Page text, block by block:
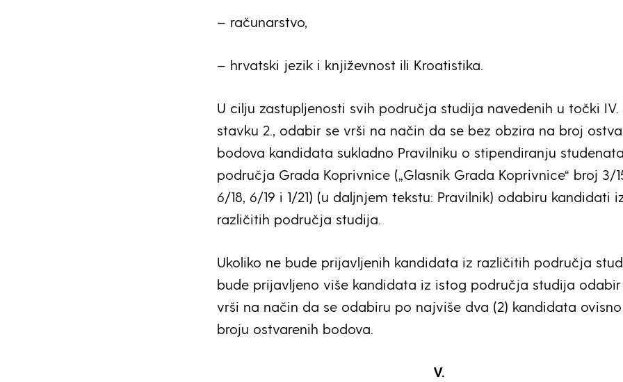
– računarstvo,
– hrvatski jezik i književnost ili Kroatistika.
U cilju zastupljenosti svih područja studija navedenih u točki IV.
stavku 2., odabir se vrši na način da se bez obzira na broj
bodova kandidata sukladno Pravilniku o stipendiranju
područja Grada Koprivnice („Glasnik Grada Koprivnice“ broj 3/
6/18, 6/19 i 1/21) (u daljnjem tekstu: Pravilnik) odabiru kandidati
različitih područja studija.
Ukoliko ne bude prijavljenih kandidata iz različitih područja
bude prijavljeno više kandidata iz istog područja studija odabir
vrši na način da se odabiru po najviše dva (2) kandidata
broju ostvarenih bodova.
V.